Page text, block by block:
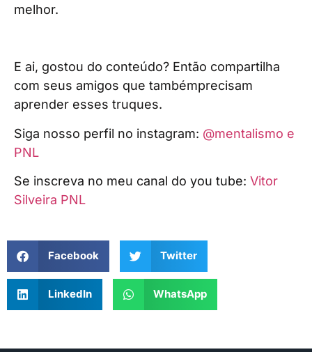
melhor.
E ai, gostou do conteúdo? Então compartilha
com seus amigos que tambémprecisam
aprender esses truques.
Siga nosso perfil no instagram: @mentalismo e
PNL
Se inscreva no meu canal do you tube: Vitor
Silveira PNL
Facebook Twitter
LinkedIn WhatsApp